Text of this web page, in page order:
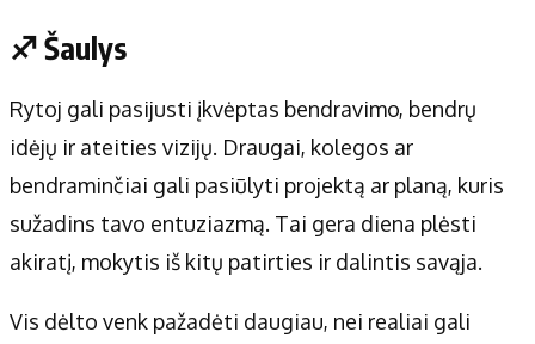
♐ Šaulys
Rytoj gali pasijusti įkvėptas bendravimo, bendrų
idėjų ir ateities vizijų. Draugai, kolegos ar
bendraminčiai gali pasiūlyti projektą ar planą, kuris
sužadins tavo entuziazmą. Tai gera diena plėsti
akiratį, mokytis iš kitų patirties ir dalintis savąja.
Vis dėlto venk pažadėti daugiau, nei realiai gali